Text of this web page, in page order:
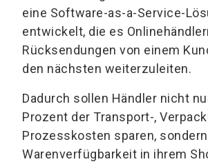
eine Software-as-a-Service-
entwickelt, die es
Rücksendungen von einem
den nächsten weiterzuleiten.
Dadurch sollen Händler nicht
Prozent der Transport-,
Prozesskosten sparen,
Warenverfügbarkeit in ihrem